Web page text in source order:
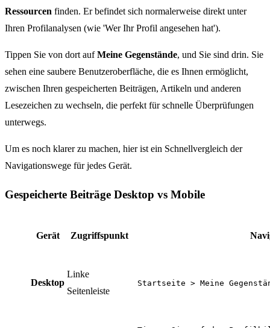
Ressourcen finden. Er befindet sich normalerweise direkt unter
Ihren Profilanalysen (wie 'Wer Ihr Profil angesehen hat').
Tippen Sie von dort aufMeine Gegenstände, und Sie sind drin. Sie
sehen eine saubere Benutzeroberfläche, die es Ihnen ermöglicht,
zwischen Ihren gespeicherten Beiträgen, Artikeln und anderen
Lesezeichen zu wechseln, die perfekt für schnelle Überprüfungen
unterwegs.
Um es noch klarer zu machen, hier ist ein Schnellvergleich der
Navigationswege für jedes Gerät.
Gespeicherte Beiträge Desktop vs Mobile
Gerät Zugriffspunkt
Desktop
Linke
Seitenleiste
Startseite > Meine